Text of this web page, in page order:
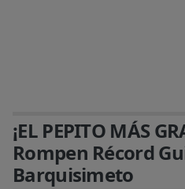
¡EL PEPITO MÁS
Rompen Récord
Barquisimeto